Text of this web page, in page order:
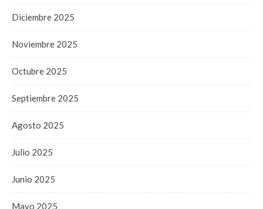
Diciembre 2025
Noviembre 2025
Octubre 2025
Septiembre 2025
Agosto 2025
Julio 2025
Junio 2025
Mayo 2025